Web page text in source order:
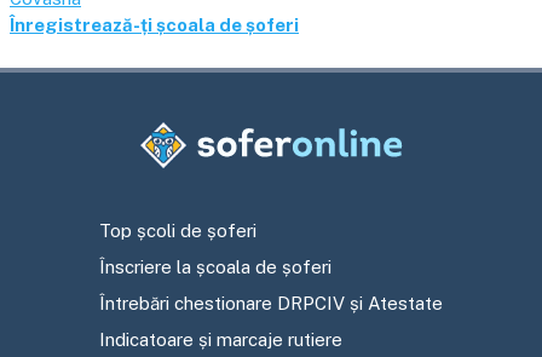
Înregistrează-ți școala de șoferi
Top școli de șoferi
Înscriere la școala de șoferi
Întrebări chestionare DRPCIV și Atestate
Indicatoare și marcaje rutiere